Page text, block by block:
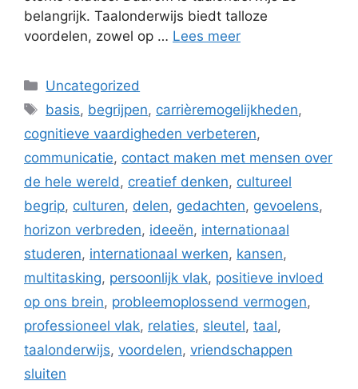
belangrijk. Taalonderwijs biedt talloze
voordelen, zowel op … Lees meer
Categorieën
Uncategorized
Tags
basis, begrijpen, carrièremogelijkheden,
cognitieve vaardigheden verbeteren,
communicatie, contact maken met mensen over
de hele wereld, creatief denken, cultureel
begrip, culturen, delen, gedachten, gevoelens,
horizon verbreden, ideeën, internationaal
studeren, internationaal werken, kansen,
multitasking, persoonlijk vlak, positieve invloed
op ons brein, probleemoplossend vermogen,
professioneel vlak, relaties, sleutel, taal,
taalonderwijs, voordelen, vriendschappen
sluiten